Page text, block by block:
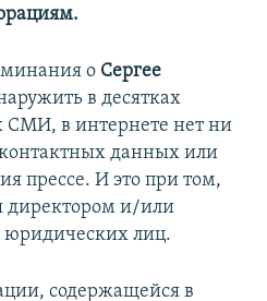
о Сергее
в десятках
СМИ, в интернете нет ни
данных или
прессе. И это при том,
директором и/или
юридических лиц.
содержащейся в